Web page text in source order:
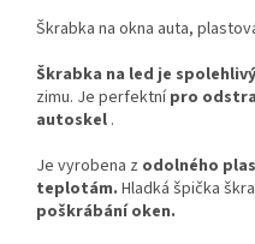
Škrabka na okna auta,
Škrabka na led je
zimu. Je perfektnípro
autoskel .
Je vyrobena z odolného
teplotám. Hladká špička
poškrábání oken.